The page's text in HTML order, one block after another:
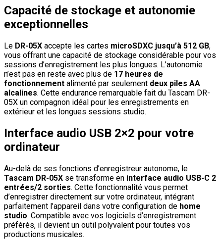
Capacité de stockage et autonomie
exceptionnelles
Le DR-05X accepte les cartes microSDXC jusqu’à 512 GB,
vous offrant une capacité de stockage considérable pour vos
sessions d’enregistrement les plus longues. L’autonomie
n’est pas en reste avec plus de 17 heures de
fonctionnement alimenté par seulement deux piles AA
alcalines. Cette endurance remarquable fait du Tascam DR-
05X un compagnon idéal pour les enregistrements en
extérieur et les longues sessions studio.
Interface audio USB 2×2 pour votre
ordinateur
Au-delà de ses fonctions d’enregistreur autonome, le
Tascam DR-05X se transforme en interface audio USB-C 2
entrées/2 sorties. Cette fonctionnalité vous permet
d’enregistrer directement sur votre ordinateur, intégrant
parfaitement l’appareil dans votre configuration de home
studio. Compatible avec vos logiciels d’enregistrement
préférés, il devient un outil polyvalent pour toutes vos
productions musicales.